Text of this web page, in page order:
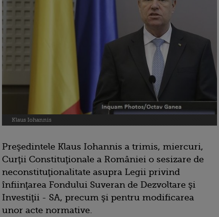
Klaus Iohannis
Preşedintele Klaus Iohannis a trimis, miercuri,
Curţii Constituţionale a României o sesizare de
neconstituţionalitate asupra Legii privind
înfiinţarea Fondului Suveran de Dezvoltare şi
Investiţii - SA, precum şi pentru modificarea
unor acte normative.